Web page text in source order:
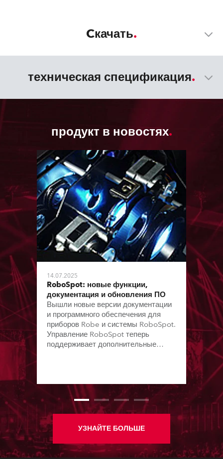
Cкачать
техническая спецификация
продукт в новостях
14.07.2025
RoboSpot: новые функции,
документация и обновления ПО
Вышли новые версии документации
и программного обеспечения для
приборов Robe и системы RoboSpot.
Управление RoboSpot теперь
поддерживает дополнительные
надежность и удобство работы.
Доступны новые сервисные
руководства, технические
бюллетени, прайс-листы на
запасные части, прошивки приборов
с новыми функциями, улучшения
производительности и устранение
ошибок.
УЗНАЙТЕ БОЛЬШЕ